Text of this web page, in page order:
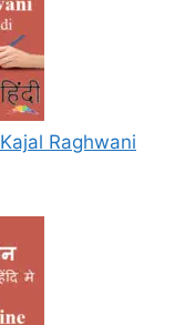
Kajal Raghwani